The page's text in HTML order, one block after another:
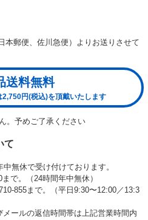
本郵便、佐川急便）よりお送りさせて
送料無料
円(税込)を頂戴いたします
。予めご了承ください
て
無休で受け付けております。
で。（24時間年中無休）
855まで。（平日9:30〜12:00／13:3
ールの返信時間帯は上記営業時間内